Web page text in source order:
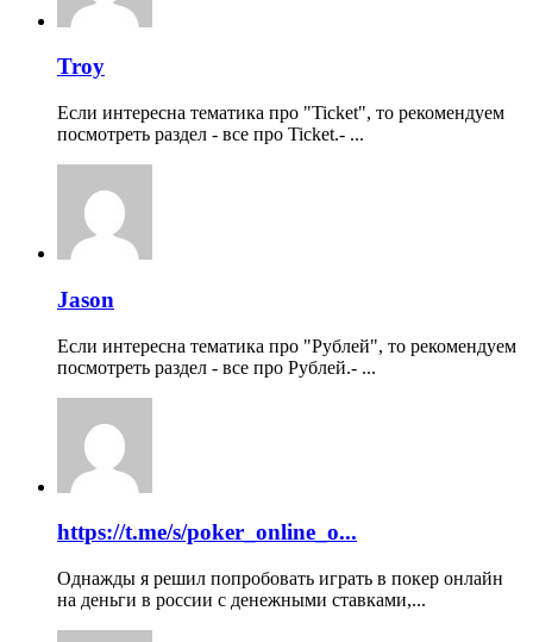
Troy
Если интересна тематика про "Ticket", то рекомендуем
посмотреть раздел - все про Ticket.- ...
Jason
Если интересна тематика про "Рублей", то рекомендуем
посмотреть раздел - все про Рублей.- ...
https://t.me/s/poker_online_o...
Однажды я решил попробовать играть в покер онлайн
на деньги в россии с денежными ставками,...